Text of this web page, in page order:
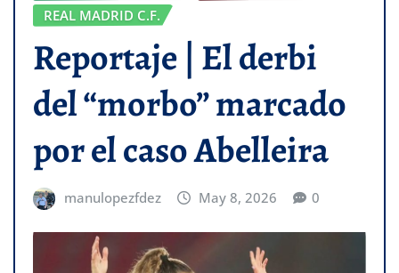
REAL MADRID C.F.
Reportaje | El derbi
del “morbo” marcado
por el caso Abelleira
manulopezfdez May 8, 2026 0